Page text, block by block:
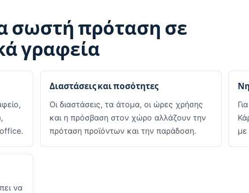
σωστή πρόταση σε
γραφεία
Διαστάσεις και ποσότητες
Οι διαστάσεις, τα άτομα, οι ώρες χρήσης
και η πρόσβαση στον χώρο αλλάζουν την
πρόταση προϊόντων και την παράδοση.
με
να